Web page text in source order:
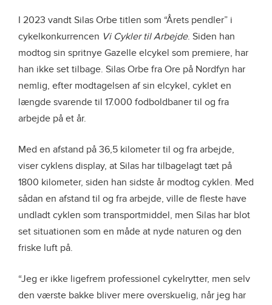
I 2023 vandt Silas Orbe titlen som “Årets pendler” i
cykelkonkurrencen Vi Cykler til Arbejde. Siden han
modtog sin spritnye Gazelle elcykel som premiere, har
han ikke set tilbage. Silas Orbe fra Ore på Nordfyn har
nemlig, efter modtagelsen af sin elcykel, cyklet en
længde svarende til 17.000 fodboldbaner til og fra
arbejde på et år.
Med en afstand på 36,5 kilometer til og fra arbejde,
viser cyklens display, at Silas har tilbagelagt tæt på
1800 kilometer, siden han sidste år modtog cyklen. Med
sådan en afstand til og fra arbejde, ville de fleste have
undladt cyklen som transportmiddel, men Silas har blot
set situationen som en måde at nyde naturen og den
friske luft på.
“Jeg er ikke ligefrem professionel cykelrytter, men selv
den værste bakke bliver mere overskuelig, når jeg har